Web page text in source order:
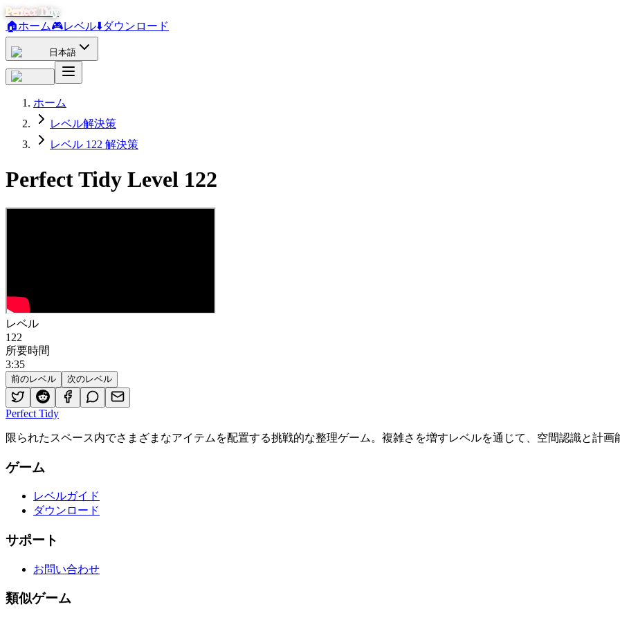
Perfect Tidy
🏠ホーム🎮レベル⬇️ダウンロード
日本語
ホーム
レベル解決策
レベル 122 解決策
Perfect Tidy Level 122
レベル
122
所要時間
3:35
前のレベル 次のレベル
Perfect Tidy
限られたスペース内でさまざまなアイテムを配置する挑戦的な整理ゲーム。複雑さを増すレベルを通じて、空間認識と計画
ゲーム
レベルガイド
ダウンロード
サポート
お問い合わせ
類似ゲーム